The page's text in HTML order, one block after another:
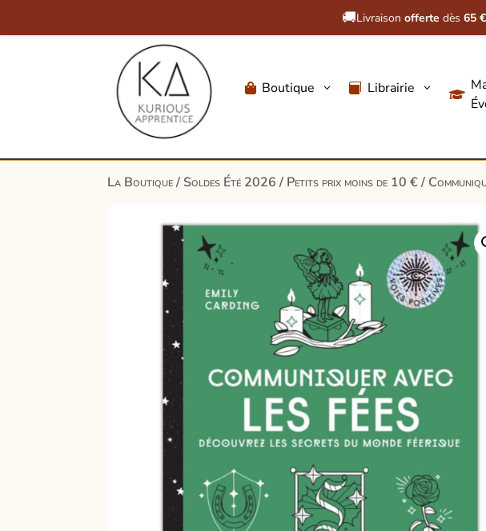
🚚Livraison offerte dès 65 €
 Boutique 3  Librairie 3

La Boutique/ Soldes Été 2026/ Petits prix moins de 10 €/